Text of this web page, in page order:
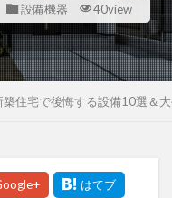
設備機器 40view
築住宅で後悔する設備10選＆